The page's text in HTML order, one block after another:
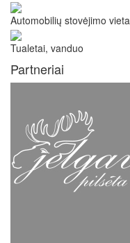
Automobilių stovėjimo vieta
Tualetai, vanduo
Partneriai